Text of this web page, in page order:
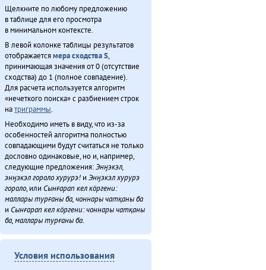
Щелкните по любому предложению
в таблице для его просмотра
в минимальном контексте.
В левой колонке таблицы результатов
отображаетсямера сходства S,
принимающая значения от 0 (отсутствие
сходства) до 1 (полное совпадение).
Для расчета используется алгоритм
«нечеткого поиска» с разбиением строк
натриграммы.
Необходимо иметь в виду, что из-за
особенностей алгоритма полностью
совпадающими будут считаться не только
дословно одинаковые, но и, например,
следующие предложения:Энӈэкэл,
энӈэкэл гороло хурурэ! иЭнӈэкэл хурурэ
гороло, или Сынғарап кел кӧргени:
маллары турғаны ба, чоннары чатқаны ба
и Сынғарап кел кӧргени: чоннары чатқаны
ба, маллары турғаны ба.
Условия использования